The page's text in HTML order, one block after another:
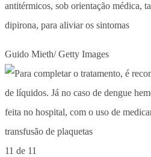
antitérmicos, sob orientação médica,
dipirona, para aliviar os sintomas
Guido Mieth/ Getty Images
11 de 11